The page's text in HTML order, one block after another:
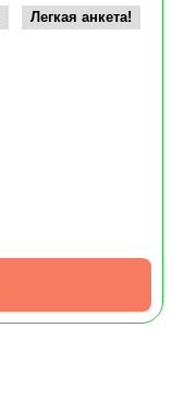
Легкая анкета!